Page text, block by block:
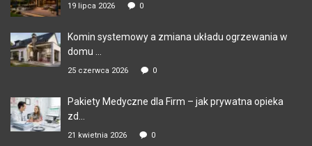
19 lipca 2026 0
Komin systemowy a zmiana układu ogrzewania w
domu ...
25 czerwca 2026 0
Pakiety Medyczne dla Firm – jak prywatna opieka
zd...
21 kwietnia 2026 0